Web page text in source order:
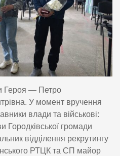
Героя — Петро
У момент вручення
влади та військові:
Городківської громади
відділення рекрутингу
РТЦК та СП майор